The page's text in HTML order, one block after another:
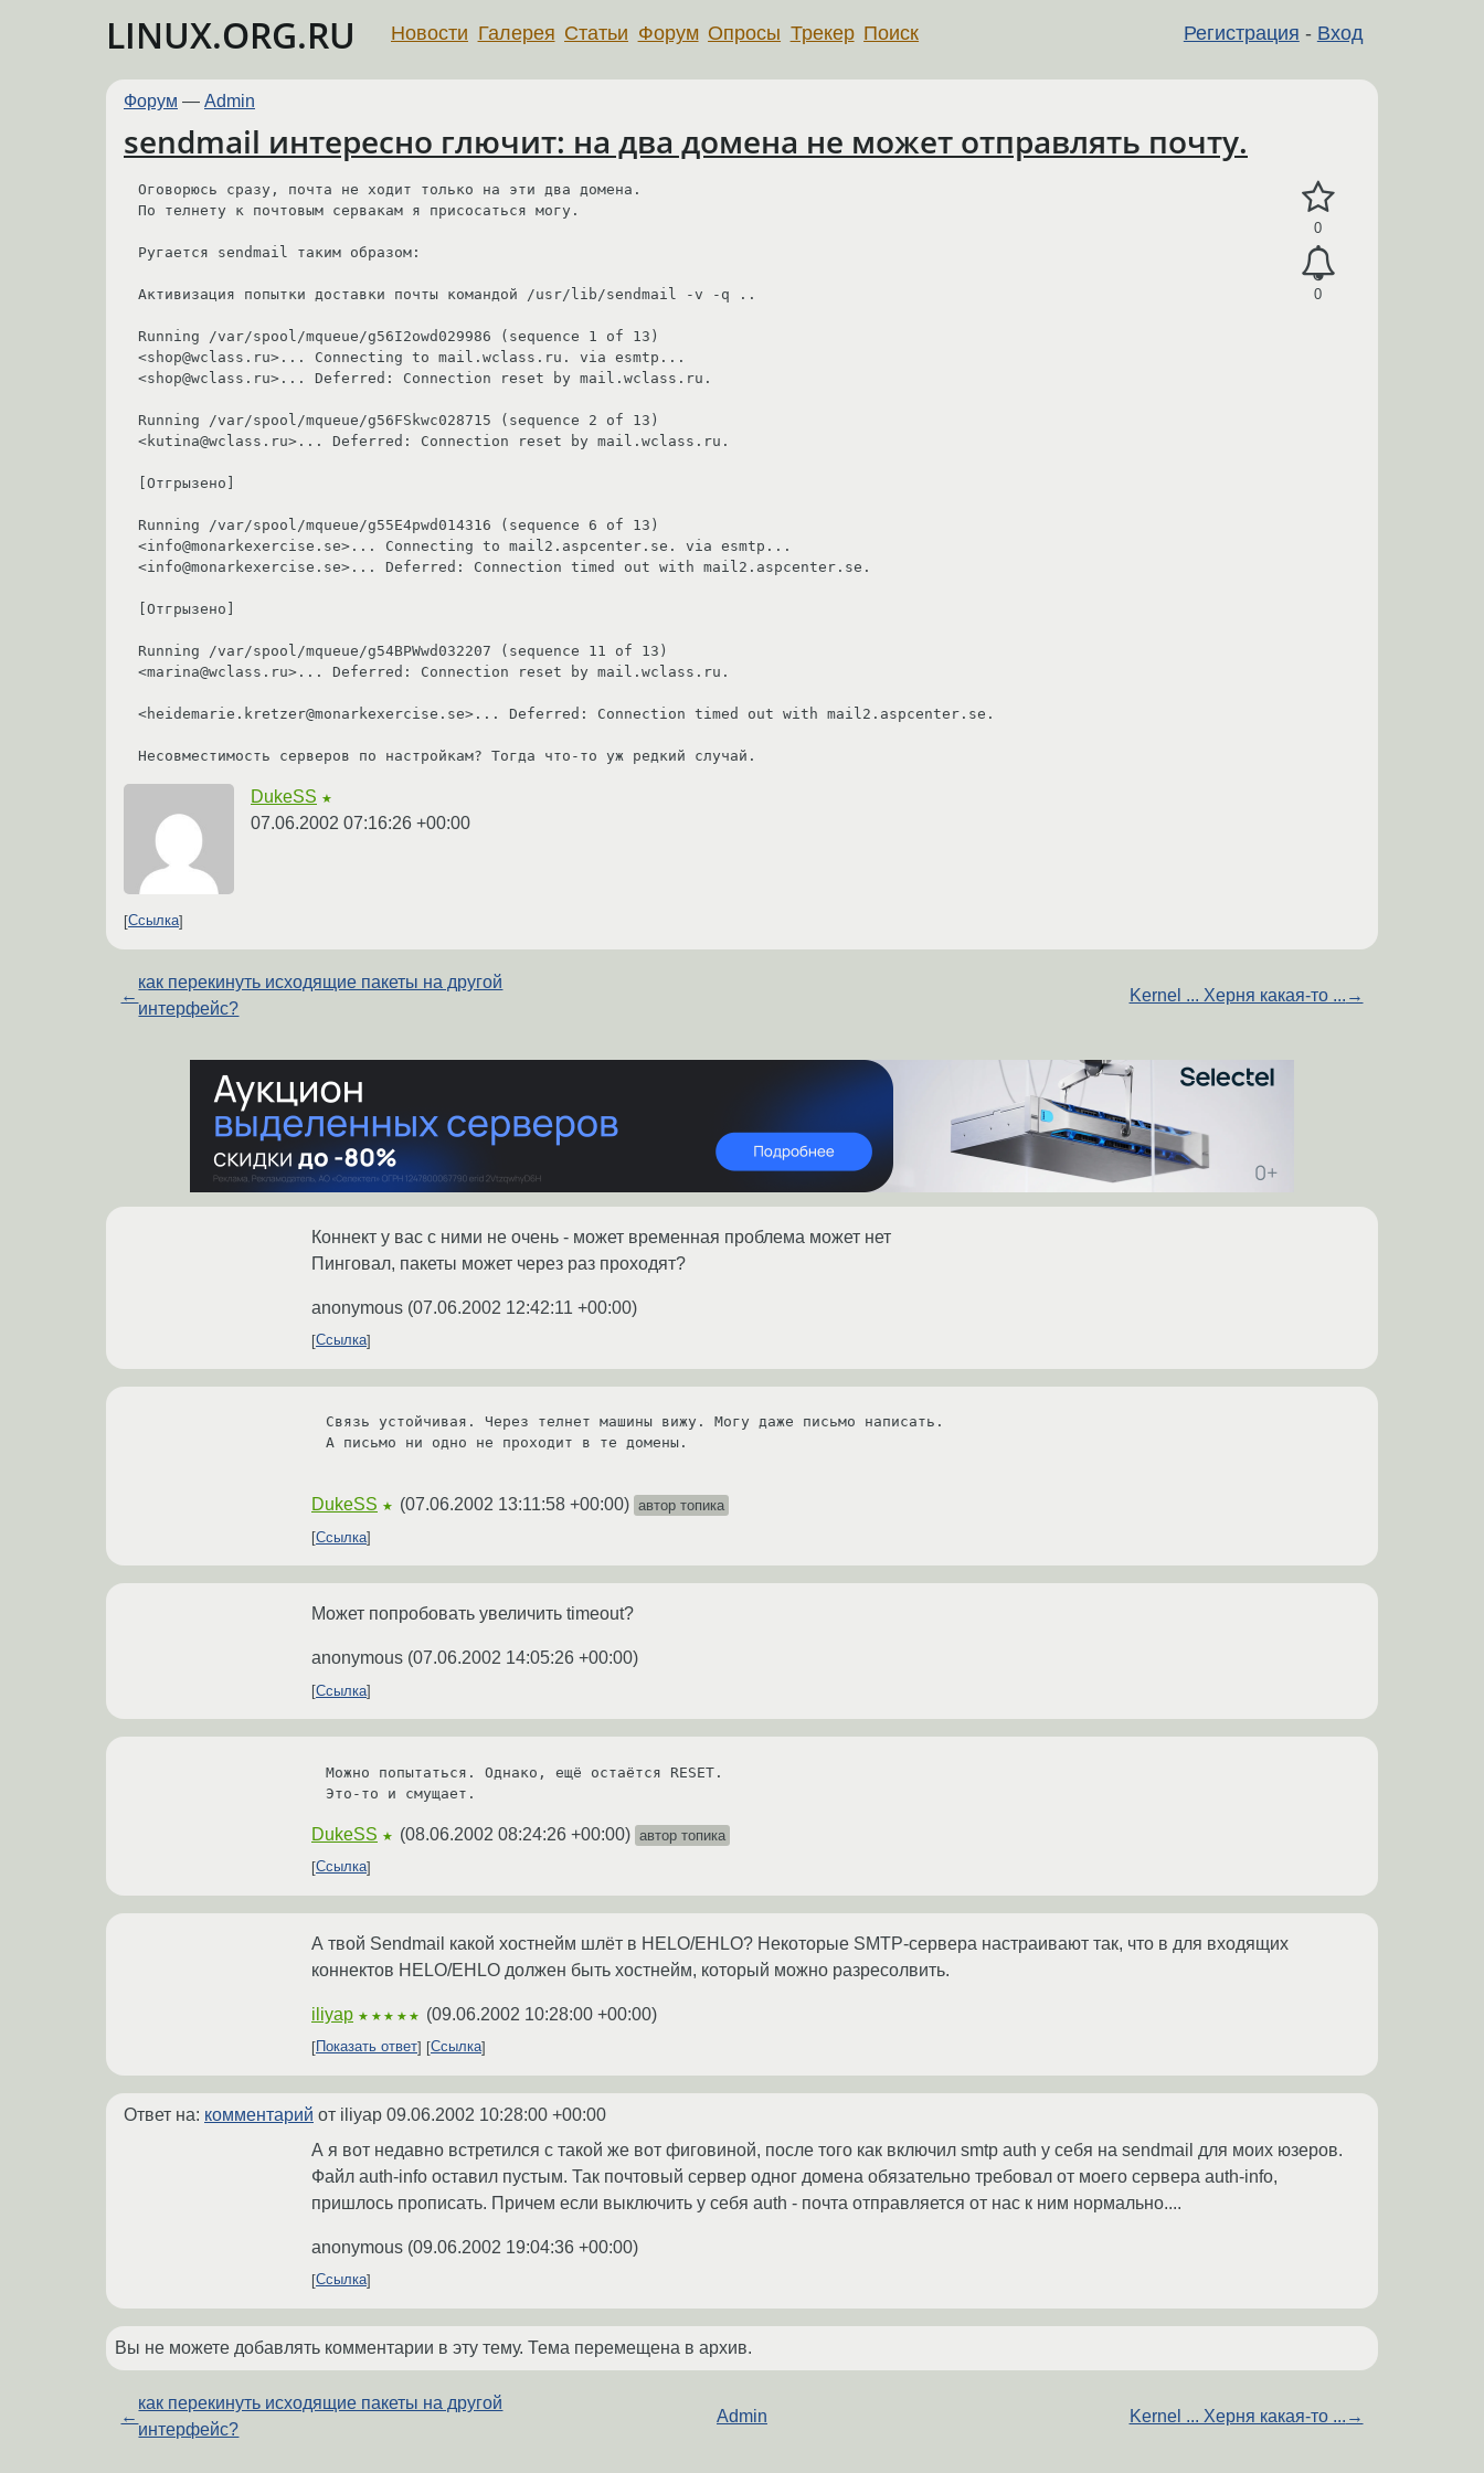
LINUX.ORG.RU Регистрация - Вход
Новости Галерея Статьи Форум Опросы Трекер Поиск
Форум — Admin
sendmail интересно глючит: на два домена не может отправлять почту.
0
0
Оговорюсь сразу, почта не ходит только на эти два домена.
По телнету к почтовым сервакам я присосаться могу.
Ругается sendmail таким образом:
Активизация попытки доставки почты командой /usr/lib/sendmail -v -q ..
Running /var/spool/mqueue/g56I2owd029986 (sequence 1 of 13)
<shop@wclass.ru>... Connecting to mail.wclass.ru. via esmtp...
<shop@wclass.ru>... Deferred: Connection reset by mail.wclass.ru.
Running /var/spool/mqueue/g56FSkwc028715 (sequence 2 of 13)
<kutina@wclass.ru>... Deferred: Connection reset by mail.wclass.ru.
[Отгрызено]
Running /var/spool/mqueue/g55E4pwd014316 (sequence 6 of 13)
<info@monarkexercise.se>... Connecting to mail2.aspcenter.se. via esmtp...
<info@monarkexercise.se>... Deferred: Connection timed out with mail2.aspcenter.se.
[Отгрызено]
Running /var/spool/mqueue/g54BPWwd032207 (sequence 11 of 13)
<marina@wclass.ru>... Deferred: Connection reset by mail.wclass.ru.
<heidemarie.kretzer@monarkexercise.se>... Deferred: Connection timed out with mail2.aspcenter.se.
Несовместимость серверов по настройкам? Тогда что-то уж редкий случай.
DukeSS ★
07.06.2002 07:16:26 +00:00
Ссылка
←
как перекинуть исходящие пакеты на другой
интерфейс?
Kernel ... Херня какая-то ... →
Коннект у вас с ними не очень - может временная проблема может нет
Пинговал, пакеты может через раз проходят?
anonymous (07.06.2002 12:42:11 +00:00)
Ссылка
Связь устойчивая. Через телнет машины вижу. Могу даже письмо написать.
А письмо ни одно не проходит в те домены.
DukeSS ★ (07.06.2002 13:11:58 +00:00) автор топика
Ссылка
Может попробовать увеличить timeout?
anonymous (07.06.2002 14:05:26 +00:00)
Ссылка
Можно попытаться. Однако, ещё остаётся RESET.
Это-то и смущает.
DukeSS ★ (08.06.2002 08:24:26 +00:00) автор топика
Ссылка
А твой Sendmail какой хостнейм шлёт в HELO/EHLO? Некоторые SMTP-сервера настраивают так, что в для входящих
коннектов HELO/EHLO должен быть хостнейм, который можно разресолвить.
iliyap ★★★★★ (09.06.2002 10:28:00 +00:00)
Показать ответ Ссылка
Ответ на: комментарий от iliyap 09.06.2002 10:28:00 +00:00
А я вот недавно встретился с такой же вот фиговиной, после того как включил smtp auth у себя на sendmail для моих юзеров.
Файл auth-info оставил пустым. Так почтовый сервер одног домена обязательно требовал от моего сервера auth-info,
пришлось прописать. Причем если выключить у себя auth - почта отправляется от нас к ним нормально....
anonymous (09.06.2002 19:04:36 +00:00)
Ссылка
Вы не можете добавлять комментарии в эту тему. Тема перемещена в архив.
←
как перекинуть исходящие пакеты на другой
интерфейс?
Admin Kernel ... Херня какая-то ... →